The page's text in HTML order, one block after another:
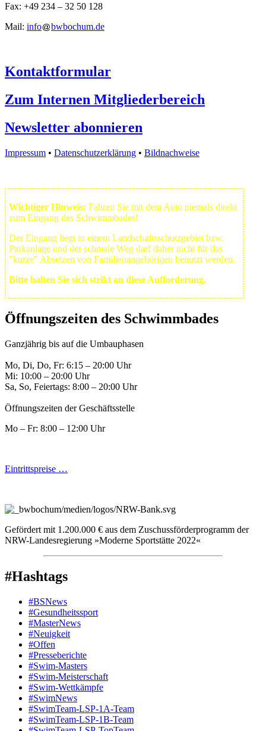
Fax: +49 234 – 32 50 128
Mail: info bwbochum.de
Kontaktformular
Zum Internen Mitgliederbereich
Newsletter abonnieren
Impressum • Datenschutzerklärung • Bildnachweise
Wichtiger Hinweis: Fahren Sie mit dem Auto niemals direkt
zum Eingang des Schwimmbades!
Der Eingang liegt in einem Landschafts­schutzgebiet bzw.
Park­anlage und der schmale Weg darf daher nicht für das
"kurze" Absetzen von Familienangehörigen benutzt werden.
Bitte halten Sie sich strikt an diese Aufforderung.
Öffnungszeiten des Schwimmbades
Ganzjährig bis auf die Umbauphasen
Mo, Di, Do, Fr: 6:15 – 20:00 Uhr
Mi: 10:00 – 20:00 Uhr
Sa, So, Feiertags: 8:00 – 20:00 Uhr
Öffnungszeiten der Geschäftsstelle
Mo – Fr: 8:00 – 12:00 Uhr
Eintrittspreise …
Gefördert mit 1.200.000 € aus dem Zuschussförderprogramm der
NRW-Landesregierung »Moderne Sportstätte 2022«
#Hashtags
#BSNews
#Gesundheitssport
#MasterNews
#Neuigkeit
#Offen
#Presse­berichte
#Swim-Masters
#Swim-Meister­schaft
#Swim-Wett­kämpfe
#SwimNews
#SwimTeam-LSP-1A-Team
#SwimTeam-LSP-1B-Team